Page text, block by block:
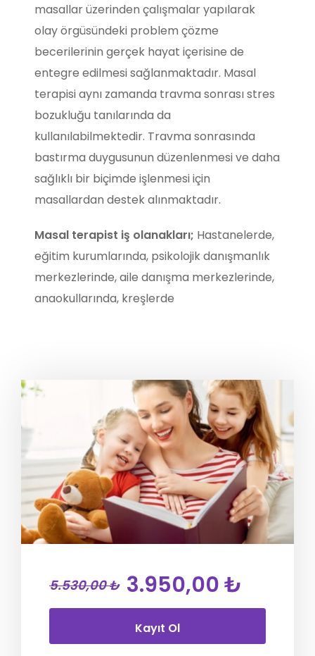
masallar üzerinden çalışmalar yapılarak
olay örgüsündeki problem çözme
becerilerinin gerçek hayat içerisine de
entegre edilmesi sağlanmaktadır. Masal
terapisi aynı zamanda travma sonrası stres
bozukluğu tanılarında da
kullanılabilmektedir. Travma sonrasında
bastırma duygusunun düzenlenmesi ve daha
sağlıklı bir biçimde işlenmesi için
masallardan destek alınmaktadır.
Masal terapist iş olanakları; Hastanelerde,
eğitim kurumlarında, psikolojik danışmanlık
merkezlerinde, aile danışma merkezlerinde,
anaokullarında, kreşlerde
5.530,00 ₺ 3.950,00 ₺
Kayıt Ol